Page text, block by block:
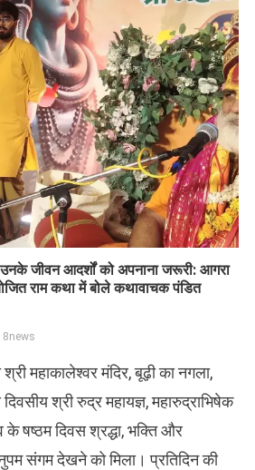
जीवन आदर्शों को अपनाना जरूरी: आगरा
राम कथा में बोले कथावाचक पंडित
महाकालेश्वर मंदिर, बूढ़ी का नगला,
श्री रुद्र महायज्ञ, महारुद्राभिषेक
के षष्ठम दिवस श्रद्धा, भक्ति और
संगम देखने को मिला। प्रतिदिन की